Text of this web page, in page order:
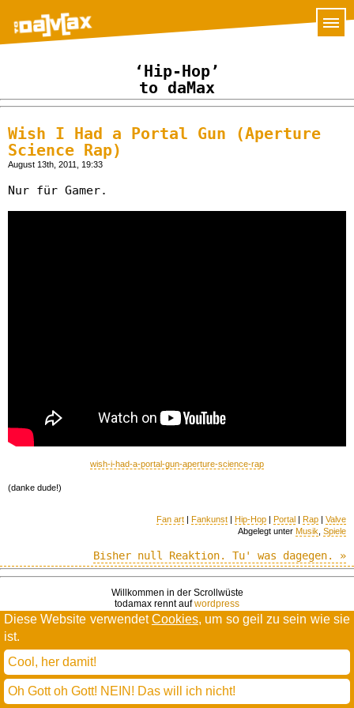
Diese Website verwendetCookies, um so geil zu sein wie sie
ist.
Cool, her damit!
Oh Gott oh Gott! NEIN! Das will ich nicht!
‘Hip-Hop’
to daMax
Wish I Had a Portal Gun (Aperture
Science Rap)
August 13th, 2011, 19:33
Nur für Gamer.
wish-i-had-a-portal-gun-aperture-science-rap
(danke dude!)
Fan art | Fankunst | Hip-Hop | Portal | Rap | Valve
Abgelegt unter Musik Spiele
Bisher null Reaktion. Tu' was dagegen. »
Willkommen in der Scrollwüste
todamax rennt aufwordpress
und schreibt indejavu mono book
(mit minimalen anpassungen in oberlängen und kerning)
* daMaxentgendert nach Hermes Phettberg.